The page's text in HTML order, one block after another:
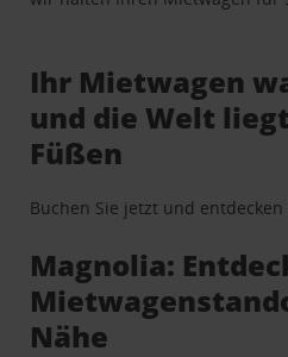
Ihr Mietwagen
und die Welt
Füßen
Buchen Sie jetzt und entdecken
Magnolia:
Nähe